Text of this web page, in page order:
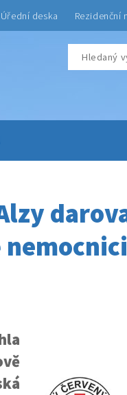
Úřední deska Rezidenční